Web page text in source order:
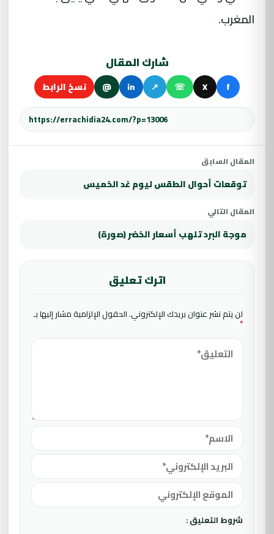
المغرب.
شارك المقال
f
X
☏
↗
in
@ نسخ الرابط
المقال السابق
توقعات أحوال الطقس ليوم غد الخميس
المقال التالي
موجة البرد تلهب أسعار الخضر (صورة)
اترك تعليق
لن يتم نشر عنوان بريدك الإلكتروني.الحقول الإلزامية مشار إليها بـ
*
شروط التعليق :